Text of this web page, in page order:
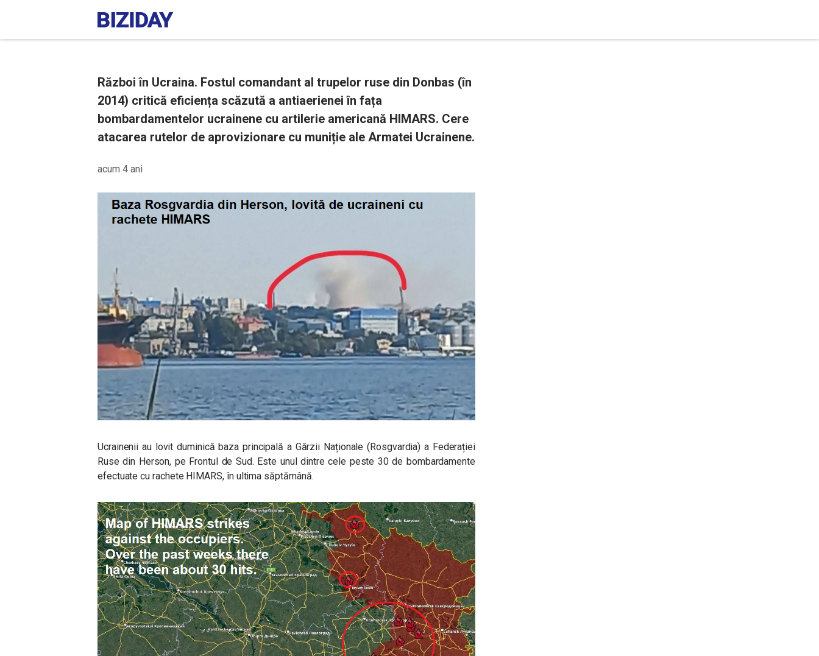
Război în Ucraina. Fostul comandant al trupelor ruse din Donbas (în
2014) critică eficiența scăzută a antiaerienei în fața
bombardamentelor ucrainene cu artilerie americană HIMARS. Cere
atacarea rutelor de aprovizionare cu muniție ale Armatei Ucrainene.
acum 4 ani
Ucrainenii au lovit duminică baza principală a Gărzii Naționale (Rosgvardia) a Federației
Ruse din Herson, pe Frontul de Sud. Este unul dintre cele peste 30 de bombardamente
efectuate cu rachete HIMARS, în ultima săptămână.